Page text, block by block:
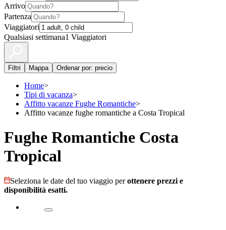
Arrivo
Partenza
Viaggiatori
Qualsiasi settimana1 Viaggiatori
Filtri Mappa Ordenar por: precio
Home>
Tipi di vacanza>
Affitto vacanze Fughe Romantiche>
Affitto vacanze fughe romantiche a Costa Tropical
Fughe Romantiche Costa
Tropical
Seleziona le date del tuo viaggio perottenere prezzi e
disponibilità esatti.